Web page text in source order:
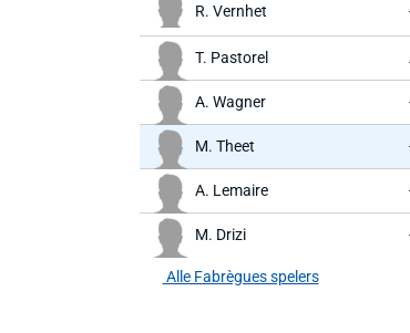
R. Vernhet
T. Pastorel
A. Wagner
M. Theet
A. Lemaire
M. Drizi
Alle Fabrègues spelers